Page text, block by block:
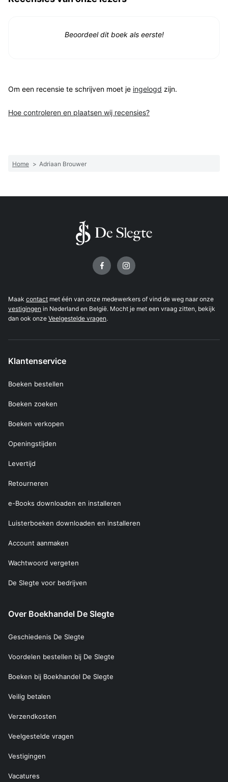
Beoordeel dit boek als eerste!
Om een recensie te schrijven moet je ingelogd zijn.
Hoe controleren en plaatsen wij recensies?
Home > Adriaan Brouwer
Maak contact met één van onze medewerkers of vind de weg naar onze
vestigingen in Nederland en België. Mocht je met een vraag zitten, bekijk
dan ook onze Veelgestelde vragen.
Klantenservice
Boeken bestellen
Boeken zoeken
Boeken verkopen
Openingstijden
Levertijd
Retourneren
e-Books downloaden en installeren
Luisterboeken downloaden en installeren
Account aanmaken
Wachtwoord vergeten
De Slegte voor bedrijven
Over Boekhandel De Slegte
Geschiedenis De Slegte
Voordelen bestellen bij De Slegte
Boeken bij Boekhandel De Slegte
Veilig betalen
Verzendkosten
Veelgestelde vragen
Vestigingen
Vacatures